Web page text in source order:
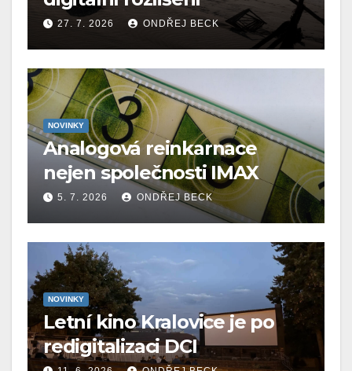
27. 7. 2026 ONDŘEJ BECK
NOVINKY
Analogová reinkarnace
nejen společnosti IMAX
5. 7. 2026 ONDŘEJ BECK
NOVINKY
Letní kino Kralovice je po
redigitalizaci DCI